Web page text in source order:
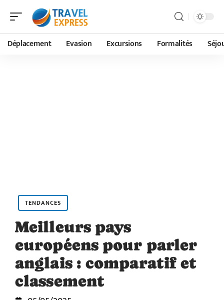
Déplacement Evasion Excursions Formalités
TENDANCES
Meilleurs pays
européens pour parler
anglais : comparatif et
classement